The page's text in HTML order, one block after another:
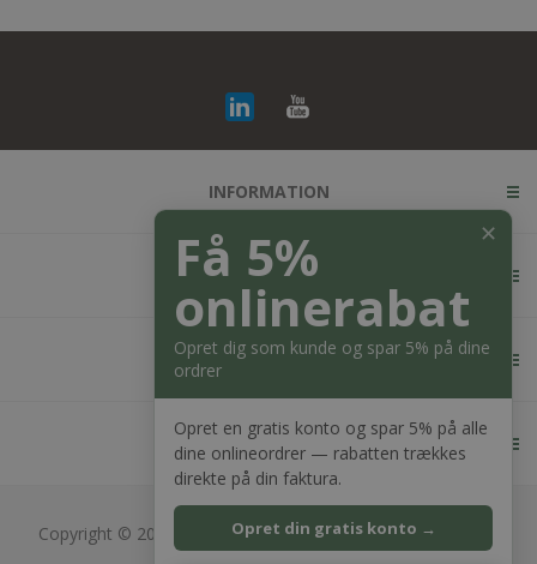
INFORMATION
KUNDESERVICE
MIN KONTO
KONTAKT OS
Copyright © 2026 Bagger Nielsen webshop. Alle rettigheder
forbeholdt.
✕
Få 5%
onlinerabat
Opret dig som kunde og spar 5% på dine
ordrer
Opret en gratis konto og spar 5% på alle
dine onlineordrer — rabatten trækkes
direkte på din faktura.
Opret din gratis konto →